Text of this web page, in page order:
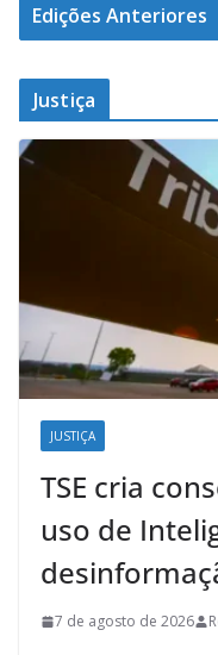
Edições Anteriores
Justiça
JUSTIÇA
TSE cria
uso de
7 de agosto de 2026